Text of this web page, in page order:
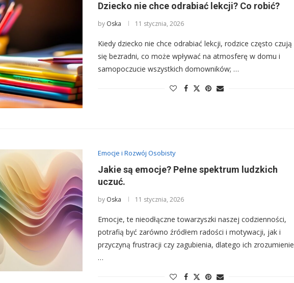
Dziecko nie chce odrabiać lekcji? Co robić?
by Oska 11 stycznia, 2026
Kiedy dziecko nie chce odrabiać lekcji, rodzice często czują
się bezradni, co może wpływać na atmosferę w domu i
samopoczucie wszystkich domowników; …
Emocje i Rozwój Osobisty
Jakie są emocje? Pełne spektrum ludzkich
uczuć.
by Oska 11 stycznia, 2026
Emocje, te nieodłączne towarzyszki naszej codzienności,
potrafią być zarówno źródłem radości i motywacji, jak i
przyczyną frustracji czy zagubienia, dlatego ich zrozumienie
…